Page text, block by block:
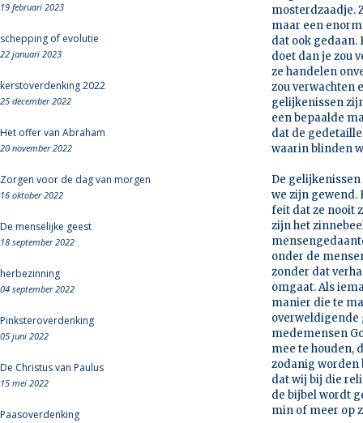
19 februari 2023
schepping of evolutie
22 januari 2023
kerstoverdenking 2022
25 december 2022
Het offer van Abraham
20 november 2022
Zorgen voor de dag van morgen
16 oktober 2022
De menselijke geest
18 september 2022
herbezinning
04 september 2022
Pinksteroverdenking
05 juni 2022
De Christus van Paulus
15 mei 2022
Paasoverdenking
mosterdzaadje.
maar een
dat ook gedaan.
doet dan je zou
ze handelen
zou verwachten
gelijkenissen
een bepaalde
dat de
waarin blinden
De
we zijn gewend.
feit dat ze nooit
zijn het
onder de
zonder dat
omgaat. Als
manier die te
overweldigende
medemensen
mee te houden,
zodanig worden
dat wij bij die
de bijbel wordt
min of meer op